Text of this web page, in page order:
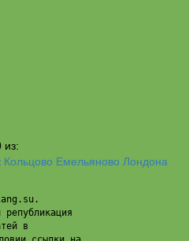
из:
Кольцово Емельяново Лондона
републикация
в